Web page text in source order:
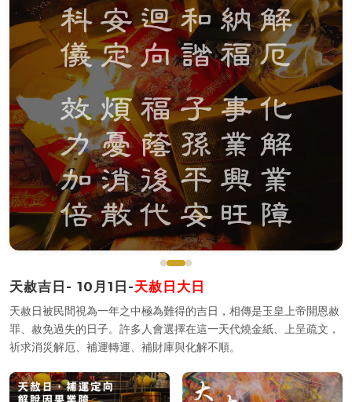
天赦吉日- 10月1日-天赦日大日
天赦日被民間視為一年之中極為難得的吉日，相傳是玉皇上帝開恩赦
罪、赦免過失的日子。許多人會選擇在這一天代燒金紙、上呈疏文，
祈求消災解厄、補運轉運、補財庫與化解不順。